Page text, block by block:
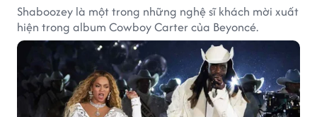
Shaboozey là một trong những nghệ sĩ khách mời xuất
hiện trong album Cowboy Carter của Beyoncé.